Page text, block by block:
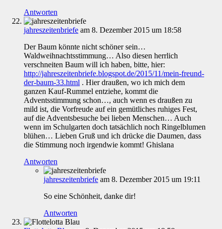
Antworten
jahreszeitenbriefe am 8. Dezember 2015 um 18:58
Der Baum könnte nicht schöner sein…
Waldweihnachtsstimmung… Also diesen herrlich
verschneiten Baum will ich haben, bitte, hier:
http://jahreszeitenbriefe.blogspot.de/2015/11/mein-freund-
der-baum-33.html . Hier draußen, wo ich mich dem
ganzen Kauf-Rummel entziehe, kommt die
Adventsstimmung schon…, auch wenn es draußen zu
mild ist, die Vorfreude auf ein gemütliches ruhiges Fest,
auf die Adventsbesuche bei lieben Menschen… Auch
wenn im Schulgarten doch tatsächlich noch Ringelblumen
blühen… Lieben Gruß und ich drücke die Daumen, dass
die Stimmung noch irgendwie kommt! Ghislana
Antworten
jahreszeitenbriefe am 8. Dezember 2015 um 19:11
So eine Schönheit, danke dir!
Antworten